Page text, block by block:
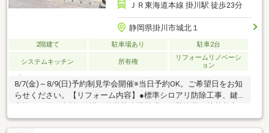
ＪＲ東海道本線 掛川駅 徒歩23分
静岡県掛川市城北１
2階建て 駐車場あり 駐車2台
システムキッチン 所有権
リフォームリノベーシ
ョン
8/7(金)～8/9(日)予約制見学会開催※当日予約OK。ご希望日をお知
らせください。【リフォーム内容】●標準シロアリ防除工事、鍵
水回りシステムキッチン交換、ユニットバス交換、トイレ交換、
洗面化粧台交換●内装間取変更、室内ドア交換、床材上張り、シ